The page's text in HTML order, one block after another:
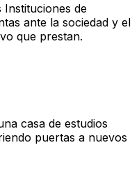
Instituciones de
ante la sociedad y el
que prestan.
casa de estudios
puertas a nuevos